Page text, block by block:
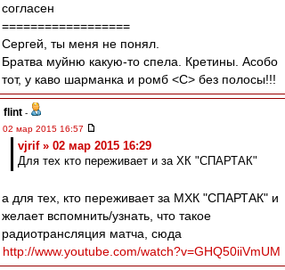
согласен
==================
Сергей, ты меня не понял.
Братва муйню какую-то спела. Кретины. Асобо
тот, у каво шарманка и ромб <C> без полосы!!!
flint -
02 мар 2015 16:57
vjrif » 02 мар 2015 16:29
Для тех кто переживает и за ХК "СПАРТАК"
а для тех, кто переживает за МХК "СПАРТАК" и
желает вспомнить/узнать, что такое
радиотрансляция матча, сюда
http://www.youtube.com/watch?v=GHQ50iiVmUM